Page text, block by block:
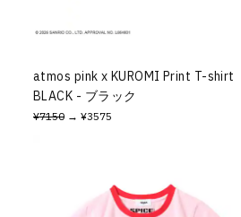
atmos pink x KUROMI Print T-shirt
BLACK - ブラック
¥7150 → ¥3575